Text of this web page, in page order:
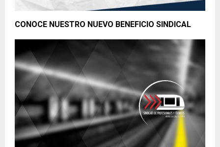
CONOCE NUESTRO NUEVO BENEFICIO SINDICAL